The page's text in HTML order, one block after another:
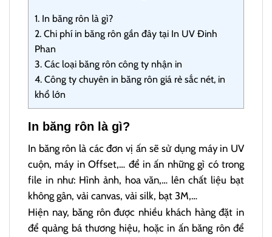
1. In băng rôn là gì?
2. Chi phí in băng rôn gần đây tại In UV Đinh
Phan
3. Các loại băng rôn công ty nhận in
4. Công ty chuyên in băng rôn giá rẻ sắc nét, in
khổ lớn
In băng rôn là gì?
In băng rôn là các đơn vị ấn sẽ sử dụng máy in UV
cuộn, máy in Offset,… để in ấn những gì có trong
file in như: Hình ảnh, hoa văn,… lên chất liệu bạt
không gân, vải canvas, vải silk, bạt 3M,…
Hiện nay, băng rôn được nhiều khách hàng đặt in
để quảng bá thương hiệu, hoặc in ấn băng rôn để